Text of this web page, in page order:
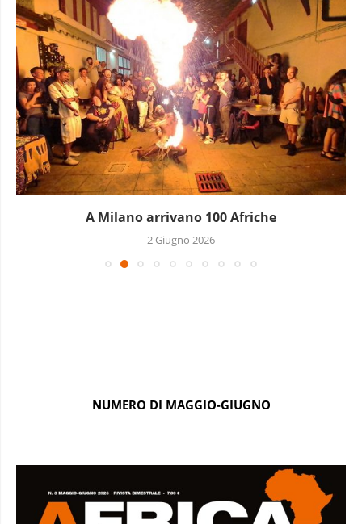
Terremoto politico in Senegal: il presidente Faye
silura...
23 Maggio 2026